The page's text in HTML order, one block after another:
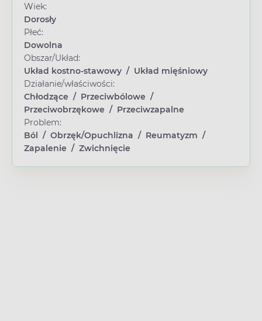
Wiek:
Dorosły
Płeć:
Dowolna
Obszar/Układ:
Układ kostno-stawowy / Układ mięśniowy
Działanie/właściwości:
Chłodzące / Przeciwbólowe /
Przeciwobrzękowe / Przeciwzapalne
Problem:
Ból
/ Obrzęk/Opuchlizna / Reumatyzm /
Zapalenie / Zwichnięcie